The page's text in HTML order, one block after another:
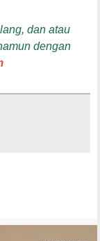
dan atau
dengan